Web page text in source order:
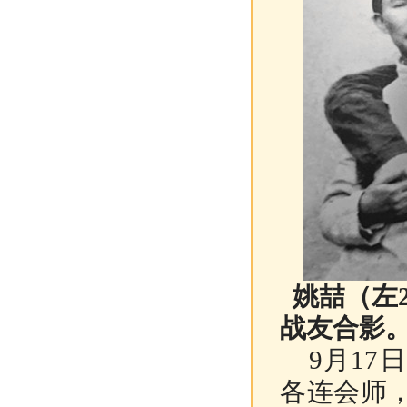
姚喆（左
战友合影
9月17日
各连会师